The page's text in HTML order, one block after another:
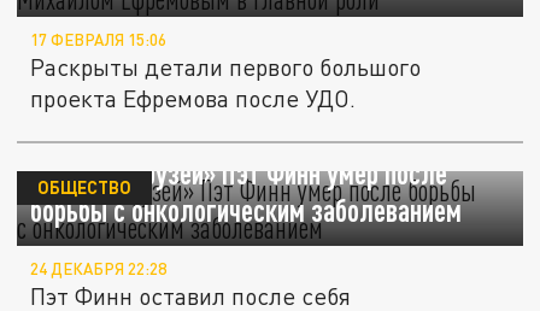
17 ФЕВРАЛЯ 15:06
Раскрыты детали первого большого
проекта Ефремова после УДО.
Звезда «Друзей» Пэт Финн умер после
борьбы с онкологическим заболеванием
ОБЩЕСТВО
24 ДЕКАБРЯ 22:28
Пэт Финн оставил после себя